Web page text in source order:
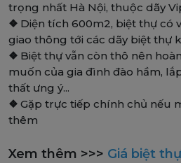
trọng nhất Hà Nội, thuộc dãy
❖ Diện tích 600m2, biệt thự có
giao thông tới các dãy biệt thự
❖ Biệt thự vẫn còn thô nên
muốn của gia đình đào hầm,
thất ưng ý...
❖ Gặp trực tiếp chính chủ nếu
thêm
Xem thêm >>> Giá biệt